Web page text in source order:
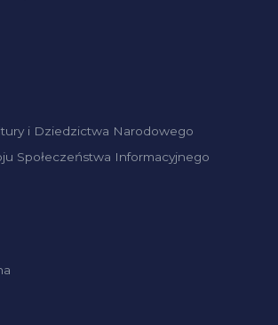
i Dziedzictwa Narodowego
Społeczeństwa Informacyjnego